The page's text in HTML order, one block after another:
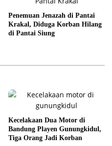
Penemuan Jenazah di Pantai
Krakal, Diduga Korban Hilang
di Pantai Siung
Kecelakaan Dua Motor di
Bandung Playen Gunungkidul,
Tiga Orang Jadi Korban